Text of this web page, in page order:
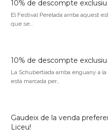
10% de descompte
El Festival Perelada arriba aquest
que se…
10% de descompte
La Schubertíada arriba enguany a la
està marcada per…
Gaudeix de la venda
Liceu!